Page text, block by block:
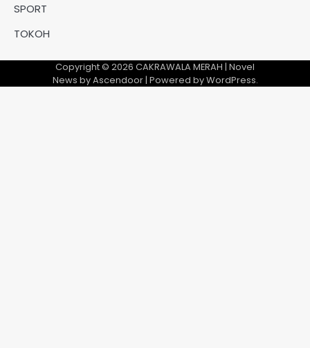
SPORT
TOKOH
Copyright © 2026 CAKRAWALA MERAH | Novel
News byAscendoor| Powered byWordPress.